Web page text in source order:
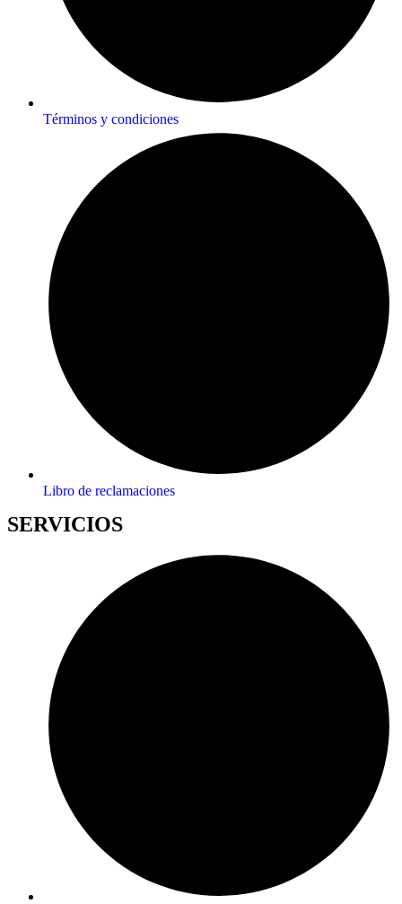
Términos y condiciones
Libro de reclamaciones
SERVICIOS